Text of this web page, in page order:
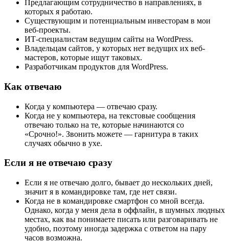
Предлагающим сотрудничество в направлениях, в
которых я работаю.
Существующим и потенциальным инвесторам в мои
веб-проекты.
ИТ-специалистам ведущим сайты на WordPress.
Владельцам сайтов, у которых нет ведущих их веб-
мастеров, которые ищут таковых.
Разработчикам продуктов для WordPress.
Как отвечаю
Когда у компьютера — отвечаю сразу.
Когда не у компьютера, на текстовые сообщения
отвечаю только на те, которые начинаются со
«Срочно!». Звонить можете — гарнитура в таких
случаях обычно в ухе.
Если я не отвечаю сразу
Если я не отвечаю долго, бывает до нескольких дней,
значит я в командировке там, где нет связи.
Когда не в командировке смартфон со мной всегда.
Однако, когда у меня дела в оффлайн, в шумных людных
местах, как вы понимаете писать или разговаривать не
удобно, поэтому иногда задержка с ответом на пару
часов возможна.